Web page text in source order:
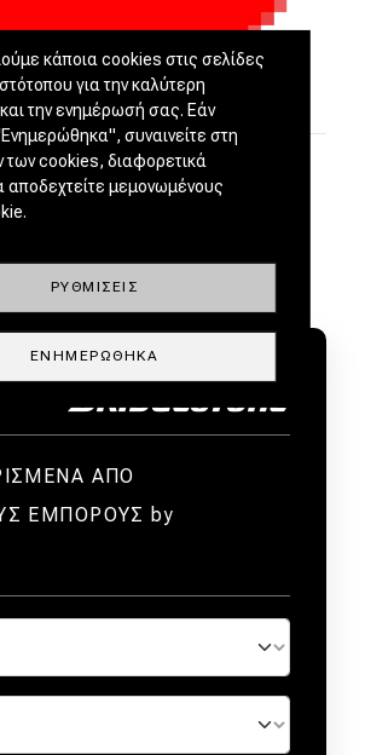
ΑΠΟ
ΕΜΠΟΡΟΥΣ by
κάποια cookies στις σελίδες
για την καλύτερη
και την ενημέρωσή σας. Εάν
συναινείτε στη
των cookies, διαφορετικά
αποδεχτείτε μεμονωμένους
ΡΥΘΜΊΣΕΙΣ
ΕΝΗΜΕΡΏΘΗΚΑ